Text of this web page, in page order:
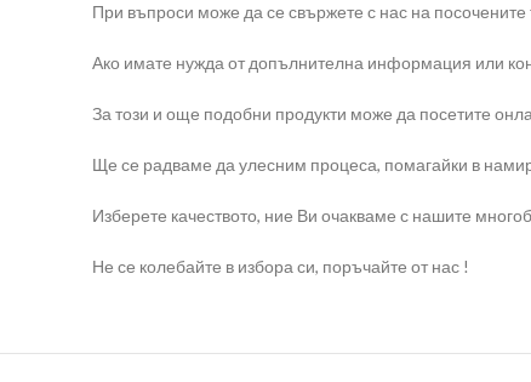
При въпроси може да се свържете с нас на
Ако имате нужда от допълнителна информация или
За този и още подобни продукти може да посетите
Ще се радваме да улесним процеса, помагайки в
Изберете качеството, ние Ви очакваме с нашите
Не се колебайте в избора си, поръчайте от нас !